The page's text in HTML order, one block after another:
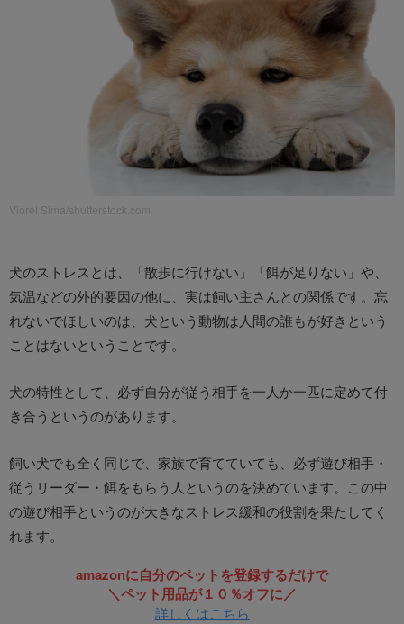
Viorel Sima/shutterstock.com
犬のストレスとは、「散歩に行けない」「餌が足りない」や、
気温などの外的要因の他に、実は飼い主さんとの関係です。忘
れないでほしいのは、犬という動物は人間の誰もが好きという
ことはないということです。
犬の特性として、必ず自分が従う相手を一人か一匹に定めて付
き合うというのがあります。
飼い犬でも全く同じで、家族で育てていても、必ず遊び相手・
従うリーダー・餌をもらう人というのを決めています。この中
の遊び相手というのが大きなストレス緩和の役割を果たしてく
れます。
amazonに自分のペットを登録するだけで
＼ペット用品が１０％オフに／
詳しくはこちら